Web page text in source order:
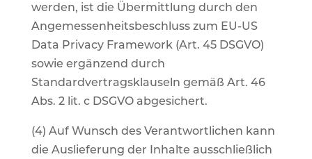
werden, ist die Übermittlung durch den
Angemessenheitsbeschluss zum EU-US
Data Privacy Framework (Art. 45 DSGVO)
sowie ergänzend durch
Standardvertragsklauseln gemäß Art. 46
Abs. 2 lit. c DSGVO abgesichert.
(4) Auf Wunsch des Verantwortlichen kann
die Auslieferung der Inhalte ausschließlich